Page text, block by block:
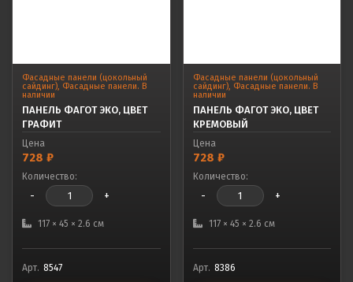
Фасадные панели (цокольный
сайдинг), Фасадные панели. В
наличии
ПАНЕЛЬ ФАГОТ ЭКО, ЦВЕТ
ГРАФИТ
Цена
728 ₽
Количество:
- +
117 × 45 × 2.6 см
Арт. 8547
Фасадные панели (цокольный
сайдинг), Фасадные панели. В
наличии
ПАНЕЛЬ ФАГОТ ЭКО, ЦВЕТ
КРЕМОВЫЙ
Цена
728 ₽
Количество:
- +
117 × 45 × 2.6 см
Арт. 8386